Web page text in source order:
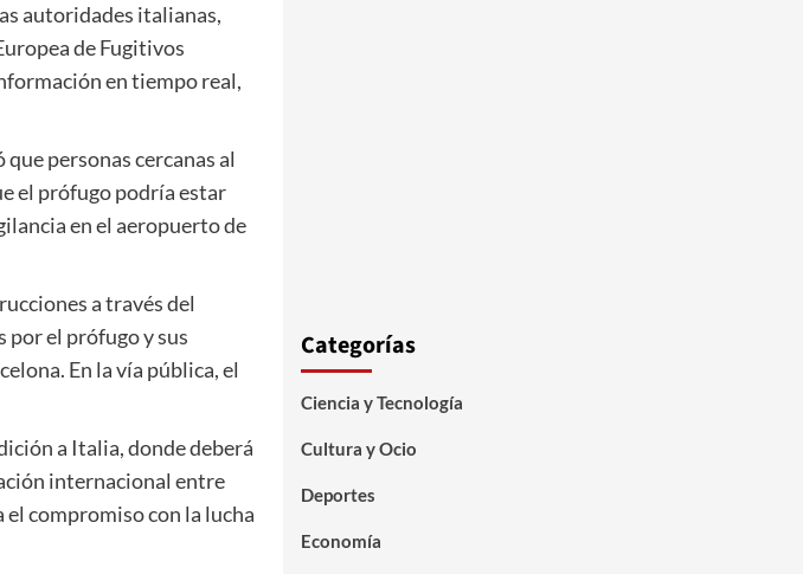
autoridades italianas,
de Fugitivos
en tiempo real,
personas cercanas al
el prófugo podría estar
en el aeropuerto de
a través del
por el prófugo y sus
En la vía pública, el
a Italia, donde deberá
internacional entre
el compromiso con la lucha
Categorías
Ciencia y Tecnología
Cultura y Ocio
Deportes
Economía